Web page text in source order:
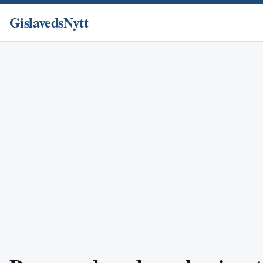
GislavedsNytt